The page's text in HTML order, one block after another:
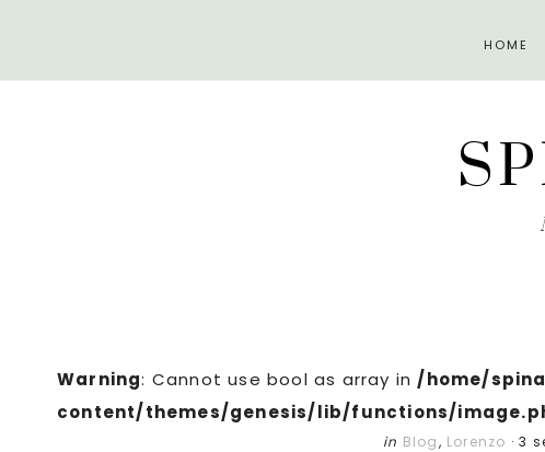
de
de
HOME
Warning: Cannot use bool as array in /home/
content/themes/genesis/lib/functions/
in Blog, Lorenzo ·3